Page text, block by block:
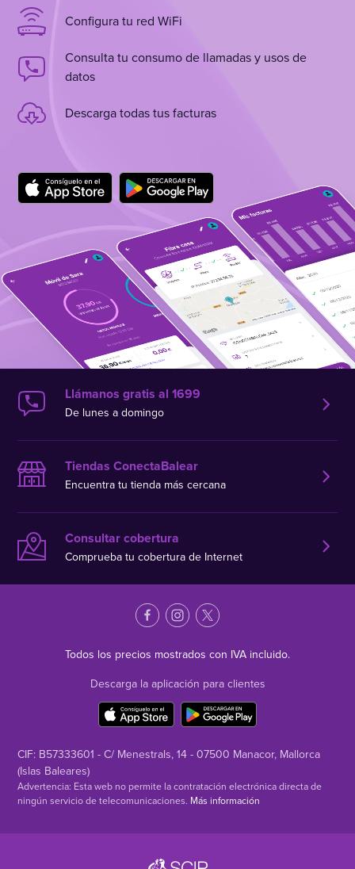
Configura tu red WiFi
Consulta tu consumo de llamadas y usos de
datos
Descarga todas tus facturas
Llámanos gratis al 1699
De lunes a domingo
Tiendas ConectaBalear
Encuentra tu tienda más cercana
Consultar cobertura
Comprueba tu cobertura de Internet
Todos los precios mostrados con IVA incluido.
Descarga la aplicación para clientes
CIF: B57333601 - C/ Menestrals, 14 - 07500 Manacor, Mallorca
(Islas Baleares)
Advertencia: Esta web no permite la contratación electrónica directa de
ningún servicio de telecomunicaciones. Más información